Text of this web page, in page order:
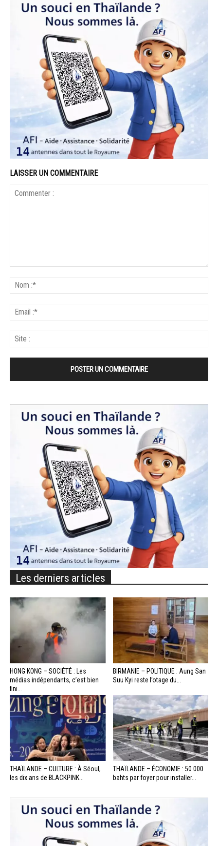
LAISSER UN COMMENTAIRE
Les derniers articles
HONG KONG – SOCIÉTÉ : Les
médias indépendants, c’est bien
fini...
BIRMANIE – POLITIQUE : Aung San
Suu Kyi reste l’otage du...
THAÏLANDE – CULTURE : À Séoul,
les dix ans de BLACKPINK...
THAÏLANDE – ÉCONOMIE : 50 000
bahts par foyer pour installer...